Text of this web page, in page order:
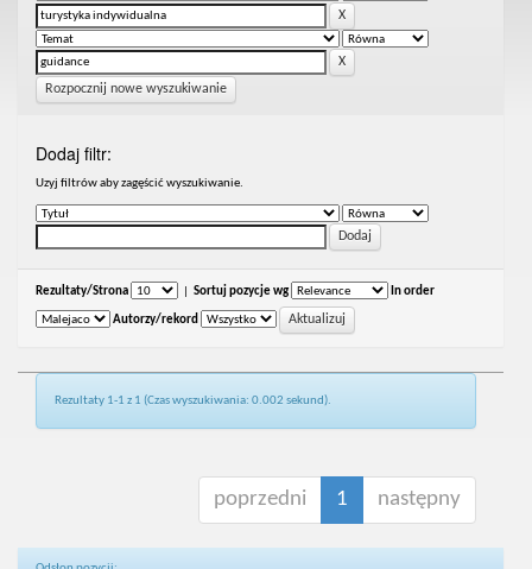
Rozpocznij nowe wyszukiwanie
Dodaj filtr:
Uzyj filtrów aby zagęścić wyszukiwanie.
Rezultaty/Strona Sortuj pozycje wg In order
Autorzy/rekord
Rezultaty 1-1 z 1 (Czas wyszukiwania: 0.002 sekund).
poprzedni 1 następny